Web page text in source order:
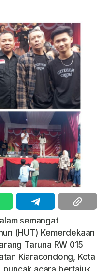
semangat
(HUT) Kemerdekaan
Taruna RW 015
Kiaracondong, Kota